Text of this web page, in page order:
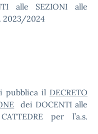
alle SEZIONI alle
2023/2024
pubblica il DECRETO
dei DOCENTI alle
per l’a.s.